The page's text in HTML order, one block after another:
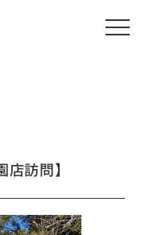
訪問】